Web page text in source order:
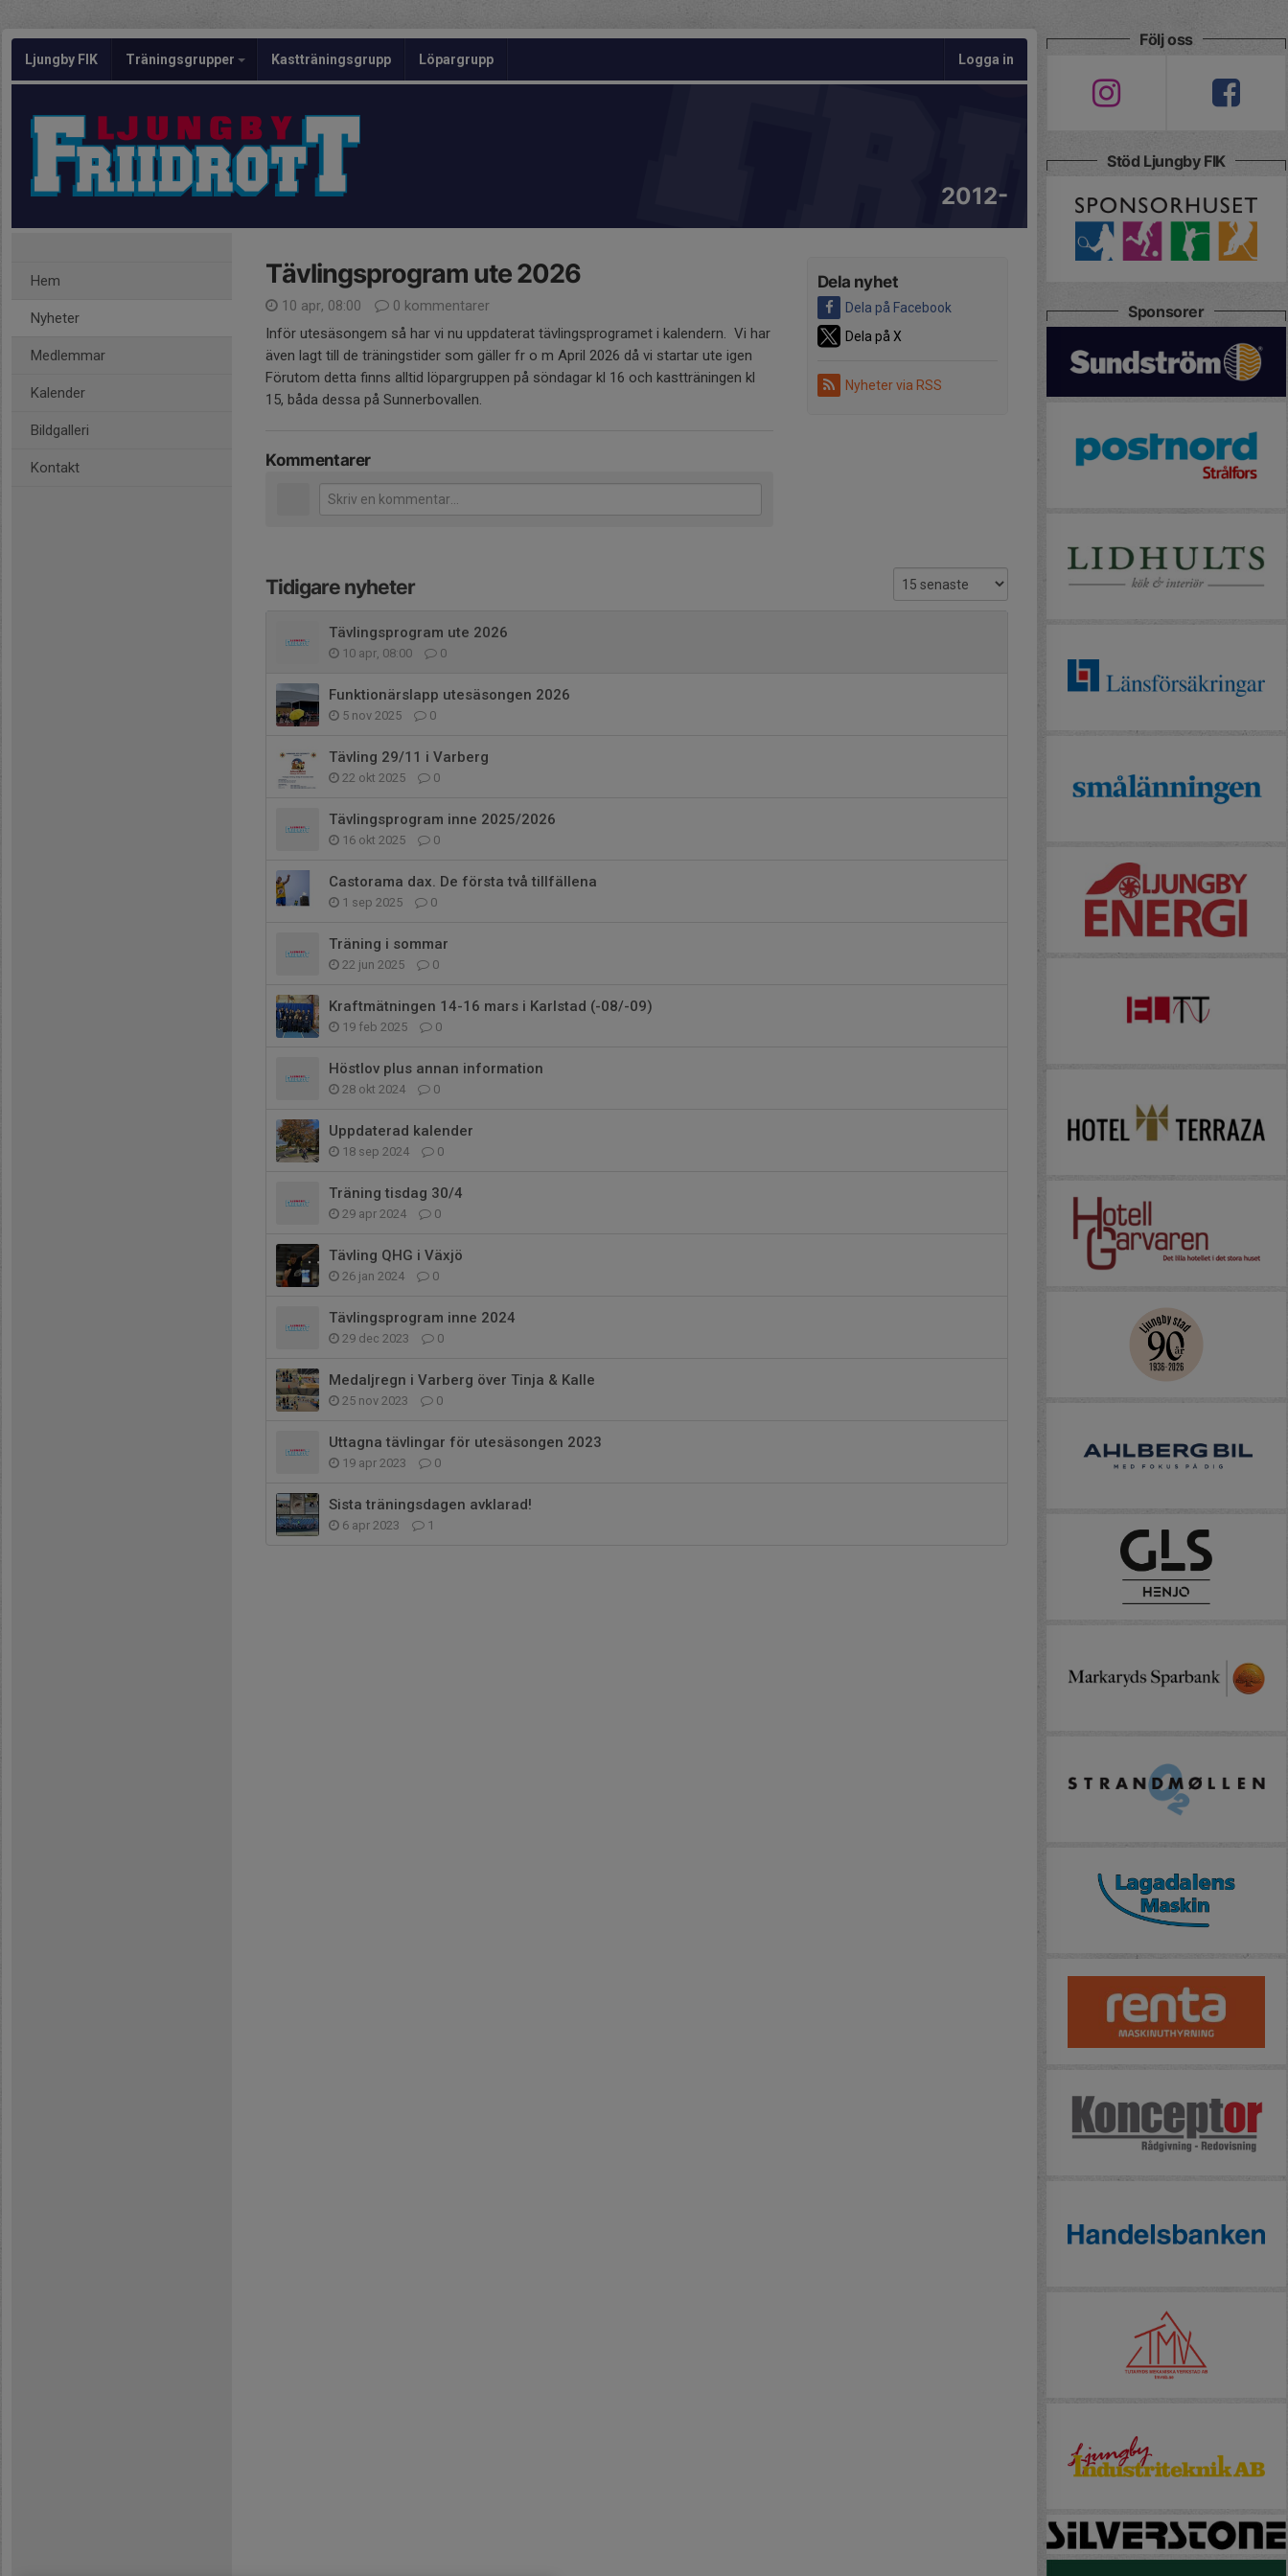
Ljungby FIK Träningsgrupper Kastträningsgrupp Löpargrupp Logga in
2012-
Hem
Nyheter
Medlemmar
Kalender
Bildgalleri
Kontakt
Dela nyhet
Dela på Facebook
Dela på X
Nyheter via RSS
Tävlingsprogram ute 2026
10 apr, 08:00
0 kommentarer
Inför utesäsongem så har vi nu uppdaterat tävlingsprogramet i kalendern. Vi har
även lagt till de träningstider som gäller fr o m April 2026 då vi startar ute igen
Förutom detta finns alltid löpargruppen på söndagar kl 16 och kastträningen kl
15, båda dessa på Sunnerbovallen.
Kommentarer
Tidigare nyheter
Tävlingsprogram ute 2026
10 apr, 08:00 0
Funktionärslapp utesäsongen 2026
5 nov 2025 0
Tävling 29/11 i Varberg
22 okt 2025 0
Tävlingsprogram inne 2025/2026
16 okt 2025 0
Castorama dax. De första två tillfällena
1 sep 2025 0
Träning i sommar
22 jun 2025 0
Kraftmätningen 14-16 mars i Karlstad (-08/-09)
19 feb 2025 0
Höstlov plus annan information
28 okt 2024 0
Uppdaterad kalender
18 sep 2024 0
Träning tisdag 30/4
29 apr 2024 0
Tävling QHG i Växjö
26 jan 2024 0
Tävlingsprogram inne 2024
29 dec 2023 0
Medaljregn i Varberg över Tinja & Kalle
25 nov 2023 0
Uttagna tävlingar för utesäsongen 2023
19 apr 2023 0
Sista träningsdagen avklarad!
6 apr 2023 1
Följ oss
Stöd Ljungby FIK
Sponsorer